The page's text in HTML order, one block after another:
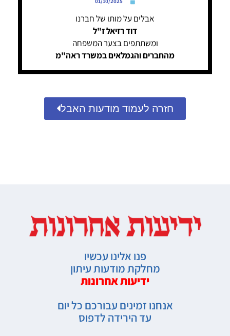
אבלים על מותו של חברנו
דוד רזיאל ז"ל
ומשתתפים בצער המשפחה
מהחברים והגמלאים במשרד ראה"מ
חזרה לעמוד מודעות האבל
פנו אלינו עכשיו
מחלקת מודעות עיתון
ידיעות אחרונות
אנחנו זמינים עבורכם כל יום
עד הירידה לדפוס